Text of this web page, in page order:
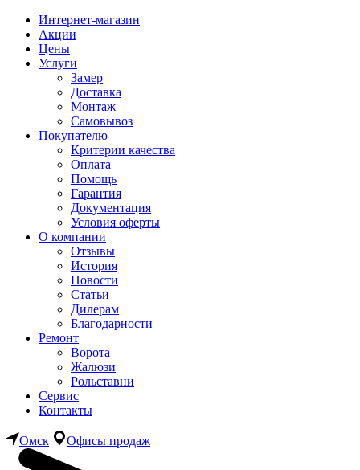
Интернет-магазин
Акции
Цены
Услуги
Замер
Доставка
Монтаж
Самовывоз
Покупателю
Критерии качества
Оплата
Помощь
Гарантия
Документация
Условия оферты
О компании
Отзывы
История
Новости
Статьи
Дилерам
Благодарности
Ремонт
Ворота
Жалюзи
Рольставни
Сервис
Контакты
Омск Офисы продаж